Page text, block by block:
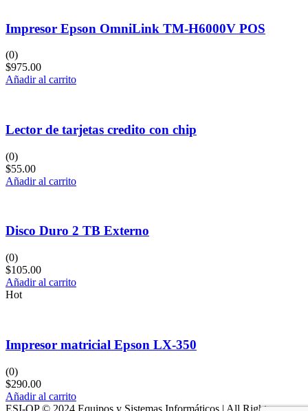
Impresor Epson OmniLink TM-H6000V POS
(0)
$975.00
Añadir al carrito
Lector de tarjetas credito con chip
(0)
$55.00
Añadir al carrito
Disco Duro 2 TB Externo
(0)
$105.00
Añadir al carrito
Hot
Impresor matricial Epson LX-350
(0)
$290.00
Añadir al carrito
ESI-OP © 2024 Equipos y Sistemas Informáticos | All Rights